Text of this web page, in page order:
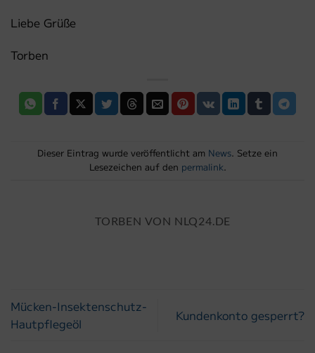
Liebe Grüße
Torben
Dieser Eintrag wurde veröffentlicht am News. Setze ein
Lesezeichen auf den permalink.
TORBEN VON NLQ24.DE
Mücken-Insektenschutz-
Hautpflegeöl
Kundenkonto gesperrt?